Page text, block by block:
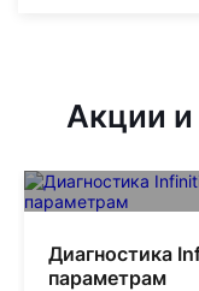
Акции и
Диагностика
параметрам